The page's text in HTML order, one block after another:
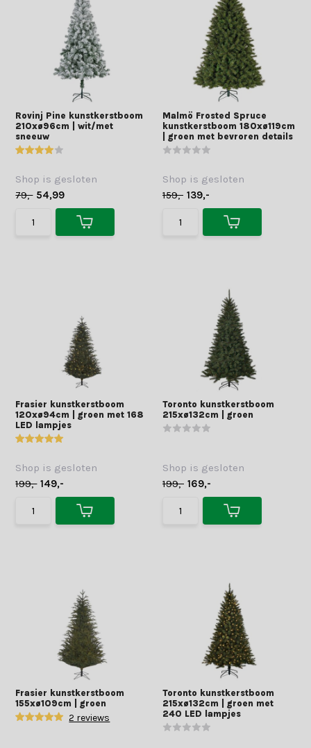
Rovinj Pine kunstkerstboom
210xø96cm | wit/met
sneeuw
Shop is gesloten
79,- 54,99
Malmö Frosted Spruce
kunstkerstboom 180xø119cm
| groen met bevroren details
Shop is gesloten
159,- 139,-
Frasier kunstkerstboom
120xø94cm | groen met 168
LED lampjes
Shop is gesloten
199,- 149,-
Toronto kunstkerstboom
215xø132cm | groen
Shop is gesloten
199,- 169,-
Frasier kunstkerstboom
155xø109cm | groen
2 reviews
Toronto kunstkerstboom
215xø132cm | groen met
240 LED lampjes